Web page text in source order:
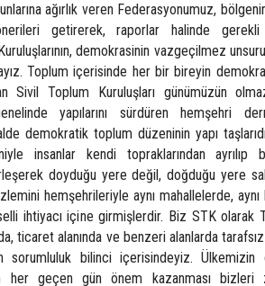
ağırlık veren Federasyonumuz,
getirerek, raporlar halinde gerekli
demokrasinin vazgeçilmez
Toplum içerisinde her bir bireyin
Sivil Toplum Kuruluşları günümüzün
yapılarını sürdüren hemşehri
demokratik toplum düzeninin yapı
insanlar kendi topraklarından ayrılıp
doyduğu yere değil, doğduğu yere
hemşehrileriyle aynı mahallelerde,
ihtiyacı içine girmişlerdir. Biz STK olarak
ticaret alanında ve benzeri alanlarda
sorumluluk bilinci içerisindeyiz. Ülkemizin
her geçen gün önem kazanması bizleri